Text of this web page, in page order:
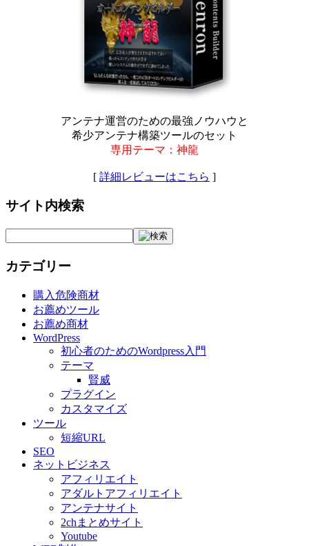
アンテナ運営のための最強ノウハウと
希少アンテナ構築ツールのセット
専用テーマ：神龍
[ 詳細レビューはこちら ]
サイト内検索
カテゴリー
購入危険商材
お薦めツール
お薦め商材
WordPress
初心者のためのWordpress入門
テーマ
賢威
プラグイン
カスタマイズ
ツール
短縮URL
SEO
ネットビジネス
アフィリエイト
アダルトアフィリエイト
アンテナサイト
2chまとめサイト
Youtube